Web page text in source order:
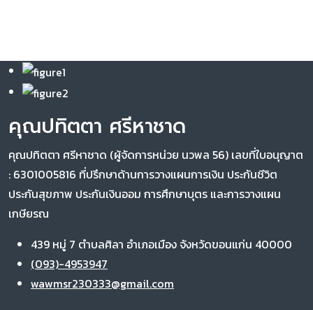
คุณปทิตตา ศรีหาชาด
คุณปทิตตา ศรีหาชาด (ผู้จัดการหน่วย นวพล 56) เลขที่ใบอนุญาต
: 6301005816 ที่ปรึกษาด้านการวางแผนการเงิน ประกันชีวิต
ประกันสุขภาพ ประกันเงินออม การศึกษาบุตร และการวางแผน
เกษียรณ
439 หมู่ 7 ตำบลศิลา อำเภอเมือง จังหวัดขอนแก่น 40000
(093)-4953947
wawmsr230333@gmail.com